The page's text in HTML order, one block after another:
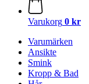
Varukorg 0 kr
Varumärken
Ansikte
Smink
Kropp & Bad